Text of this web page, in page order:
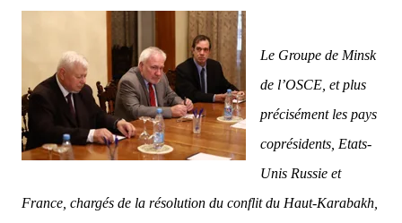
Le Groupe de Minsk
de l’OSCE, et plus
précisément les pays
coprésidents, Etats-
Unis Russie et
France, chargés de la résolution du conflit du Haut-Karabakh,